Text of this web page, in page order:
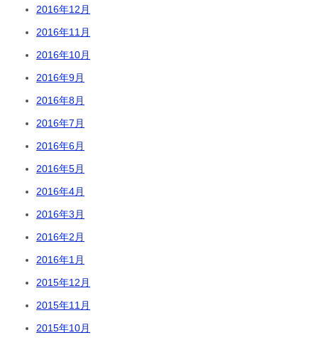
2016年12月
2016年11月
2016年10月
2016年9月
2016年8月
2016年7月
2016年6月
2016年5月
2016年4月
2016年3月
2016年2月
2016年1月
2015年12月
2015年11月
2015年10月